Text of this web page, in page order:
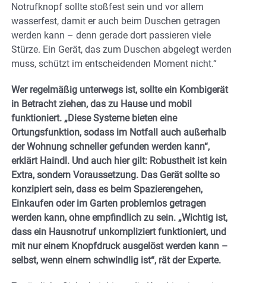
Notrufknopf sollte stoßfest sein und vor allem
wasserfest, damit er auch beim Duschen getragen
werden kann – denn gerade dort passieren viele
Stürze. Ein Gerät, das zum Duschen abgelegt werden
muss, schützt im entscheidenden Moment nicht.“
Wer regelmäßig unterwegs ist, sollte ein Kombigerät
in Betracht ziehen, das zu Hause und mobil
funktioniert. „Diese Systeme bieten eine
Ortungsfunktion, sodass im Notfall auch außerhalb
der Wohnung schneller gefunden werden kann“,
erklärt Haindl. Und auch hier gilt: Robustheit ist kein
Extra, sondern Voraussetzung. Das Gerät sollte so
konzipiert sein, dass es beim Spazierengehen,
Einkaufen oder im Garten problemlos getragen
werden kann, ohne empfindlich zu sein. „Wichtig ist,
dass ein Hausnotruf unkompliziert funktioniert, und
mit nur einem Knopfdruck ausgelöst werden kann –
selbst, wenn einem schwindlig ist“, rät der Experte.